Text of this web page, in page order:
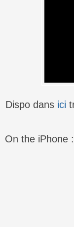
Dispo dans ici
On the iPhone :